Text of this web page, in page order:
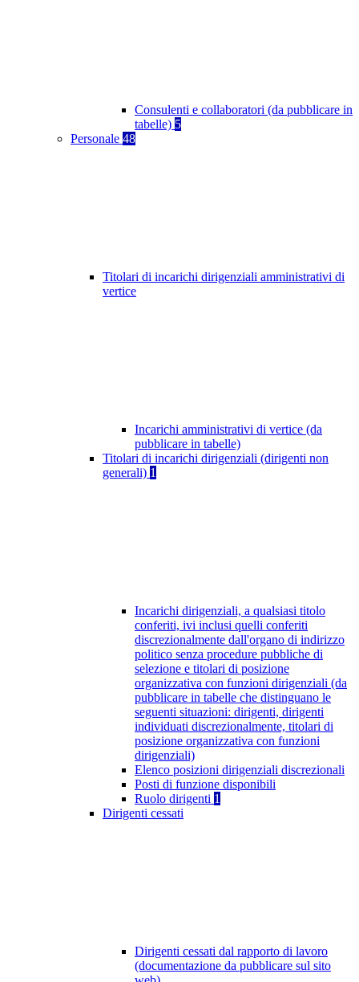
Consulenti e collaboratori (da pubblicare in
tabelle) 5
Personale 48
Titolari di incarichi dirigenziali amministrativi di
vertice
Incarichi amministrativi di vertice (da
pubblicare in tabelle)
Titolari di incarichi dirigenziali (dirigenti non
generali) 1
Incarichi dirigenziali, a qualsiasi titolo
conferiti, ivi inclusi quelli conferiti
discrezionalmente dall'organo di indirizzo
politico senza procedure pubbliche di
selezione e titolari di posizione
organizzativa con funzioni dirigenziali (da
pubblicare in tabelle che distinguano le
seguenti situazioni: dirigenti, dirigenti
individuati discrezionalmente, titolari di
posizione organizzativa con funzioni
dirigenziali)
Elenco posizioni dirigenziali discrezionali
Posti di funzione disponibili
Ruolo dirigenti 1
Dirigenti cessati
Dirigenti cessati dal rapporto di lavoro
(documentazione da pubblicare sul sito